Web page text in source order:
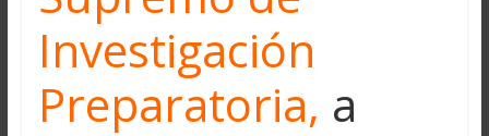
Investigación
Preparatoria, a